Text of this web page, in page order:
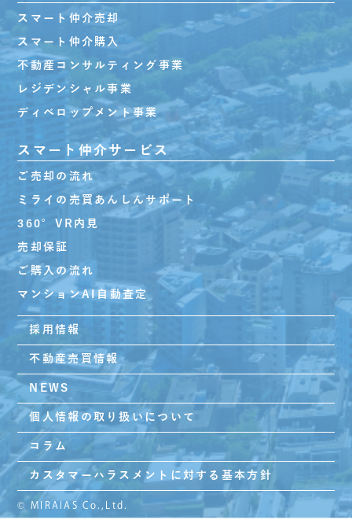
スマート仲介売却
スマート仲介購入
不動産コンサルティング事業
レジデンシャル事業
ディベロップメント事業
スマート仲介サービス
ご売却の流れ
ミライの売買あんしんサポート
360°VR内見
売却保証
ご購入の流れ
マンションAI自動査定
採用情報
不動産売買情報
NEWS
個人情報の取り扱いについて
コラム
カスタマーハラスメントに対する基本方針
© MIRAIAS Co.,Ltd.